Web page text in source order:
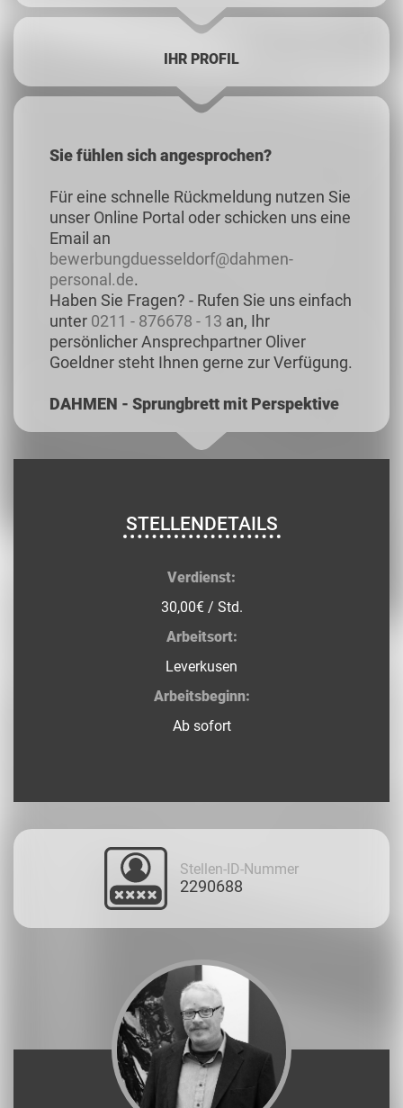
IHR PROFIL
Sie fühlen sich angesprochen?
Für eine schnelle Rückmeldung nutzen Sie
unser Online Portal oder schicken uns eine
Email an
bewerbungduesseldorf@dahmen-
personal.de.
Haben Sie Fragen? - Rufen Sie uns einfach
unter 0211 - 876678 - 13 an, Ihr
persönlicher Ansprechpartner Oliver
Goeldner steht Ihnen gerne zur Verfügung.
DAHMEN - Sprungbrett mit Perspektive
STELLENDETAILS
Verdienst:
30,00€ / Std.
Arbeitsort:
Leverkusen
Arbeitsbeginn:
Ab sofort
Stellen-ID-Nummer
2290688